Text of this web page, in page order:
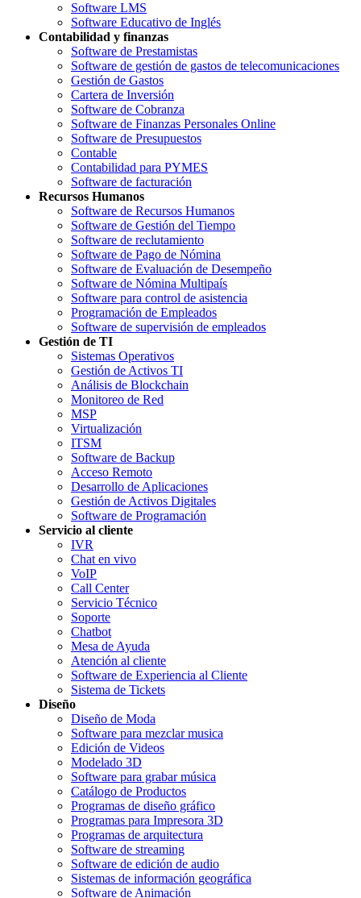
Software LMS
Software Educativo de Inglés
Contabilidad y finanzas
Software de Prestamistas
Software de gestión de gastos de telecomunicaciones
Gestión de Gastos
Cartera de Inversión
Software de Cobranza
Software de Finanzas Personales Online
Software de Presupuestos
Contable
Contabilidad para PYMES
Software de facturación
Recursos Humanos
Software de Recursos Humanos
Software de Gestión del Tiempo
Software de reclutamiento
Software de Pago de Nómina
Software de Evaluación de Desempeño
Software de Nómina Multipaís
Software para control de asistencia
Programación de Empleados
Software de supervisión de empleados
Gestión de TI
Sistemas Operativos
Gestión de Activos TI
Análisis de Blockchain
Monitoreo de Red
MSP
Virtualización
ITSM
Software de Backup
Acceso Remoto
Desarrollo de Aplicaciones
Gestión de Activos Digitales
Software de Programación
Servicio al cliente
IVR
Chat en vivo
VoIP
Call Center
Servicio Técnico
Soporte
Chatbot
Mesa de Ayuda
Atención al cliente
Software de Experiencia al Cliente
Sistema de Tickets
Diseño
Diseño de Moda
Software para mezclar musica
Edición de Videos
Modelado 3D
Software para grabar música
Catálogo de Productos
Programas de diseño gráfico
Programas para Impresora 3D
Programas de arquitectura
Software de streaming
Software de edición de audio
Sistemas de información geográfica
Software de Animación